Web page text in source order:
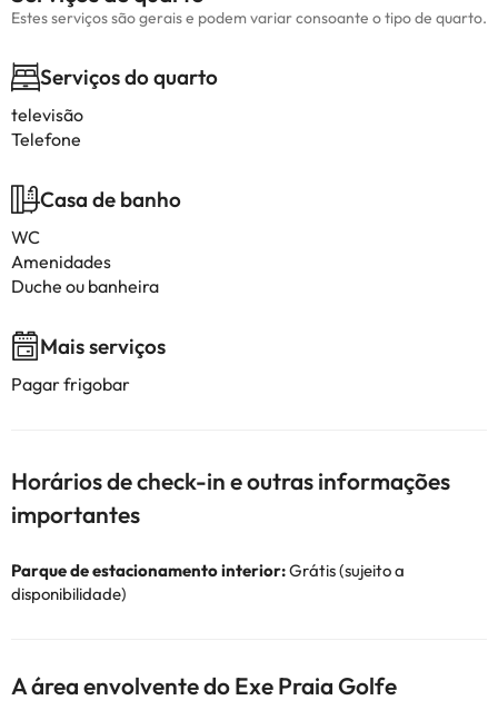
Estes serviços são gerais e podem variar consoante o tipo de quarto.
Serviços do quarto
televisão
Telefone
Casa de banho
WC
Amenidades
Duche ou banheira
Mais serviços
Pagar frigobar
Horários de check-in e outras informações
importantes
Parque de estacionamento interior:Grátis (sujeito a
disponibilidade)
A área envolvente do Exe Praia Golfe